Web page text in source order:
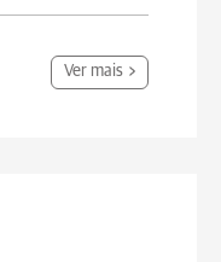
Ver mais